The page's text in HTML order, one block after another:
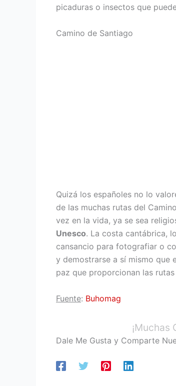
picaduras o insectos que
Camino de Santiago
Quizá los españoles no lo
de las muchas rutas del
vez en la vida, ya se sea
Unesco. La costa cantábrica,
cansancio para fotografiar o
y demostrarse a sí mismo que
paz que proporcionan las
Fuente: Buhomag
¡Muchas
Dale Me Gusta y Comparte